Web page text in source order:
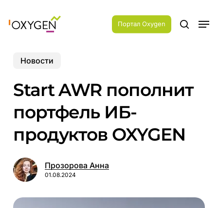
main
Портал Oxygen search
Новости
Start AWR пополнит
портфель ИБ-
продуктов OXYGEN
Прозорова Анна
01.08.2024